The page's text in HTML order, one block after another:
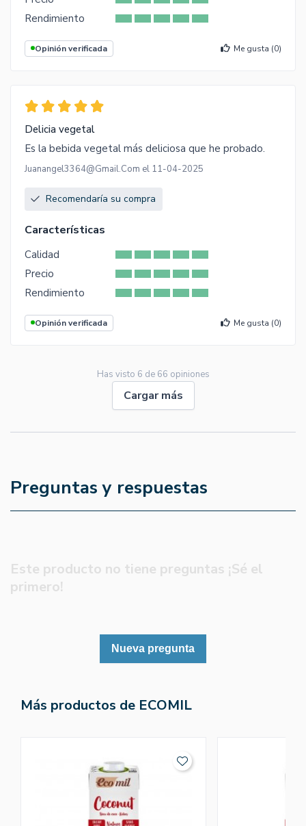
Rendimiento
Opinión verificada Me gusta (0)
Delicia vegetal
Es la bebida vegetal más deliciosa que he probado.
Juanangel3364@Gmail.Com el 11-04-2025
Recomendaría su compra
Características
Calidad
Precio
Rendimiento
Opinión verificada Me gusta (0)
Has visto 6 de 66 opiniones
Cargar más
Preguntas y respuestas
Este producto no tiene preguntas ¡Sé el
primero!
Nueva pregunta
Más productos de ECOMIL